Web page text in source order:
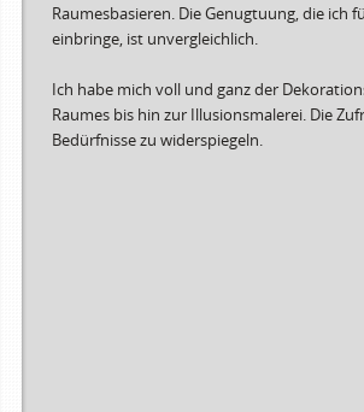
Raumesbasieren. Die Genugtuung, die ich
einbringe, ist unvergleichlich.
Ich habe mich voll und ganz der
Raumes bis hin zur Illusionsmalerei. Die
Bedürfnisse zu widerspiegeln.